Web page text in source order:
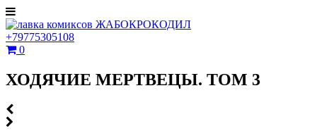
+79775305108
0
ХОДЯЧИЕ МЕРТВЕЦЫ. ТОМ 3